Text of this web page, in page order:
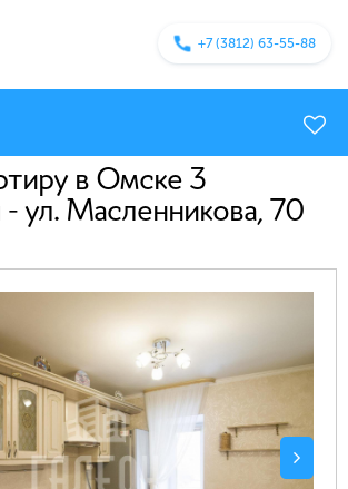
+7 (3812) 63-55-88
в Омске 3
- ул. Масленникова, 70